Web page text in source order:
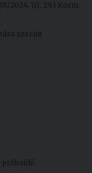
2024. (II. 29.) Korm.
szerint
próbaidő